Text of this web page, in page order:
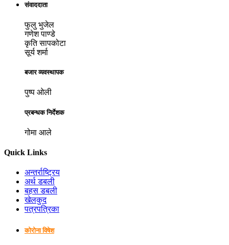
संवाददाता
फुलु भुजेल
गणेश पाण्डे
कृति सापकोटा
सूर्य शर्मा
बजार व्यवस्थापक
पुष्प ओली
प्रबन्धक निर्देशक
गोमा आले
Quick Links
अन्तर्राष्ट्रिय
अर्थ डबली
बहस डबली
खेलकुद
पत्रपत्रिका
कोरोना विषेश